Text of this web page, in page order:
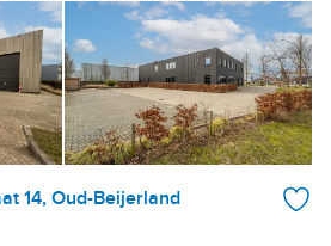
14, Oud-Beijerland